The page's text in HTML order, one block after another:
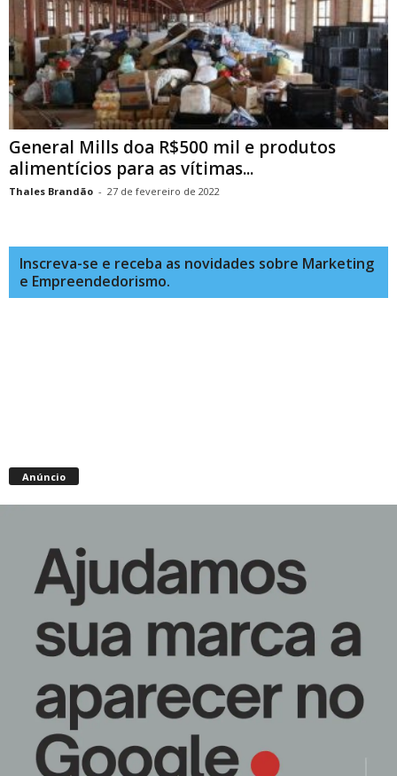
General Mills doa R$500 mil e produtos
alimentícios para as vítimas...
Thales Brandão - 27 de fevereiro de 2022
Inscreva-se e receba as novidades sobre Marketing
e Empreendedorismo.
Anúncio